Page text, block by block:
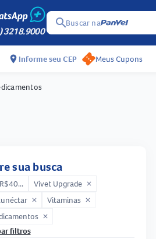
3218.9000
searchBuscar na
location_on Informe seu CEP Meus Cupons
sua busca
Vivet Upgrade close
close Vitaminas close
close
filtros